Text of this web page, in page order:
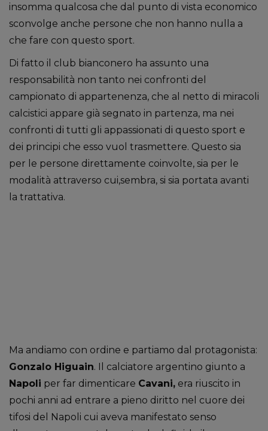
insomma qualcosa che dal punto di vista economico
sconvolge anche persone che non hanno nulla a
che fare con questo sport.
Di fatto il club bianconero ha assunto una
responsabilità non tanto nei confronti del
campionato di appartenenza, che al netto di miracoli
calcistici appare già segnato in partenza, ma nei
confronti di tutti gli appassionati di questo sport e
dei principi che esso vuol trasmettere. Questo sia
per le persone direttamente coinvolte, sia per le
modalità attraverso cui,sembra, si sia portata avanti
la trattativa.
Ma andiamo con ordine e partiamo dal protagonista:
Gonzalo Higuain. Il calciatore argentino giunto a
Napoli per far dimenticare Cavani, era riuscito in
pochi anni ad entrare a pieno diritto nel cuore dei
tifosi del Napoli cui aveva manifestato senso